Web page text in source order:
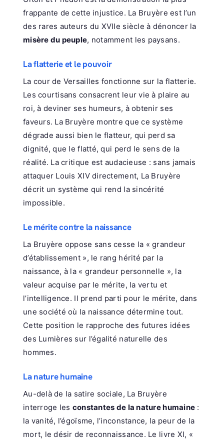
frappante de cette injustice. La Bruyère est l’un
des rares auteurs du XVIIe siècle à dénoncer la
misère du peuple, notamment les paysans.
La flatterie et le pouvoir
La cour de Versailles fonctionne sur la flatterie.
Les courtisans consacrent leur vie à plaire au
roi, à deviner ses humeurs, à obtenir ses
faveurs. La Bruyère montre que ce système
dégrade aussi bien le flatteur, qui perd sa
dignité, que le flatté, qui perd le sens de la
réalité. La critique est audacieuse : sans jamais
attaquer Louis XIV directement, La Bruyère
décrit un système qui rend la sincérité
impossible.
Le mérite contre la naissance
La Bruyère oppose sans cesse la « grandeur
d’établissement », le rang hérité par la
naissance, à la « grandeur personnelle », la
valeur acquise par le mérite, la vertu et
l’intelligence. Il prend parti pour le mérite, dans
une société où la naissance détermine tout.
Cette position le rapproche des futures idées
des Lumières sur l’égalité naturelle des
hommes.
La nature humaine
Au-delà de la satire sociale, La Bruyère
interroge les constantes de la nature humaine :
la vanité, l’égoïsme, l’inconstance, la peur de la
mort, le désir de reconnaissance. Le livre XI, «